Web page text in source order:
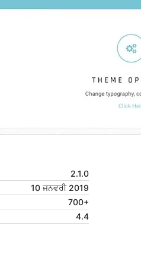
2.1.0
10 ਜਨਵਰੀ 2019
700+
4.4